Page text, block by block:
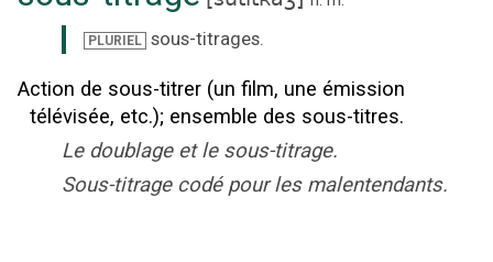
PLURIEL sous-titrages.
Action de sous-titrer (un film, une émission
télévisée, etc.); ensemble des sous-titres.
Le doublage et le sous-titrage.
Sous-titrage codé pour les malentendants.